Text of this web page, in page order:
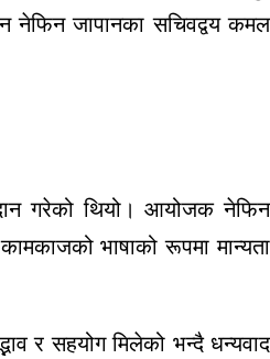
नेफिन जापानका सचिवद्वय कमल
गरेको थियो। आयोजक नेफिन
भाषाको रूपमा मान्यता
र सहयोग मिलेको भन्दै धन्यवाद